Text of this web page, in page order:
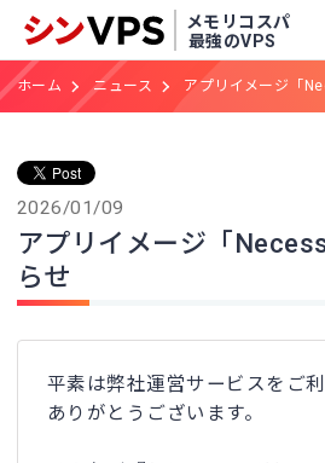
メモリコスパ
最強のVPS
ホーム ニュース アプリイメージ「
2026/01/09
アプリイメージ「
らせ
平素は弊社運営サービスをご
ありがとうございます。